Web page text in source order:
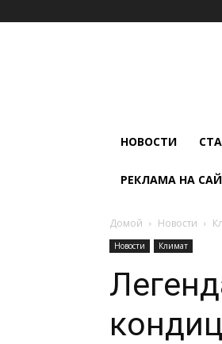
НОВОСТИ
РЕКЛАМА НА
Домой Новости
Новости Климат